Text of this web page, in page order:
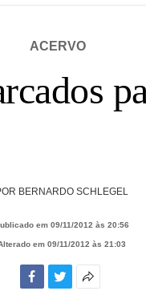
ACERVO
BERNARDO SCHLEGEL
em 09/11/2012 às 20:56
em 09/11/2012 às 21:03